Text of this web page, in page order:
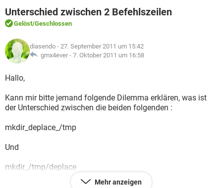
WHATSAPP TIKTOK
FACEBOOK
WINDOWS 10
WHATSAPP
FACEBOOK HARDWARE
SPIELE STREAMING
ANDROID
WINDOWS 10 INSTAGRAM
WHATSAPP
FACEBOOK
FORUM
SPIELE
ANDROID IOS
FACEBOOK HARDWARE
LEXIKON
SPIELE
ANDROID
WINDOWS 10 INSTAGRAM
FACEBOOK
Unterschied zwischen 2 Befehlszeilen
Gelöst/Geschlossen
diasendo - 27. September 2011 um 15:42
gmx4ever - 7. Oktober 2011 um 16:58
Hallo,
Kann mir bitte jemand folgende Dilemma erklären, was ist
der Unterschied zwischen die beiden folgenden :
mkdir_deplace_/tmp
Und
mkdir_/tmp/deplace
Mehr anzeigen